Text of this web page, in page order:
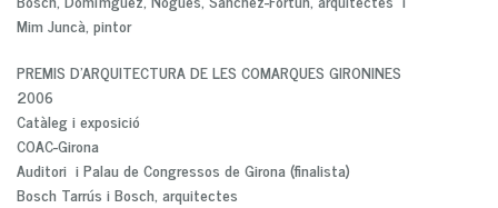
Mim Juncà, pintor
PREMIS D’ARQUITECTURA DE LES COMARQUES GIRONINES
2006
Catàleg i exposició
COAC-Girona
Auditori i Palau de Congressos de Girona (finalista)
Bosch Tarrús i Bosch, arquitectes